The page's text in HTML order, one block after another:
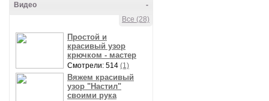
-
Видео
Все (28)
Простой и
красивый узор
крючком - мастер
Смотрели: 514 (1)
Вяжем красивый
узор "Настил"
своими рука